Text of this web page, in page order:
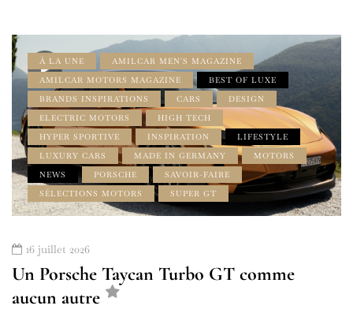
À LA UNE
AMILCAR MEN'S MAGAZINE
AMILCAR MOTORS MAGAZINE
BEST OF LUXE
BRANDS INSPIRATIONS
CARS
DESIGN
ELECTRIC MOTORS
HIGH TECH
HYPER SPORTIVE
INSPIRATION
LIFESTYLE
LUXURY CARS
MADE IN GERMANY
MOTORS
NEWS
PORSCHE
SAVOIR-FAIRE
SÉLECTIONS MOTORS
SUPER GT
16 juillet 2026
Un Porsche Taycan Turbo GT comme
aucun autre